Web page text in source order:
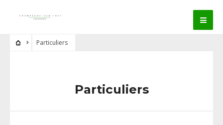
Particuliers
Particuliers